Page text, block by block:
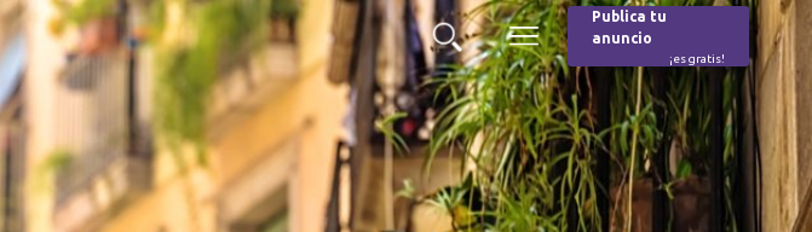
Buscar
Menú
Burger
Publica tu
anuncio
¡es gratis!